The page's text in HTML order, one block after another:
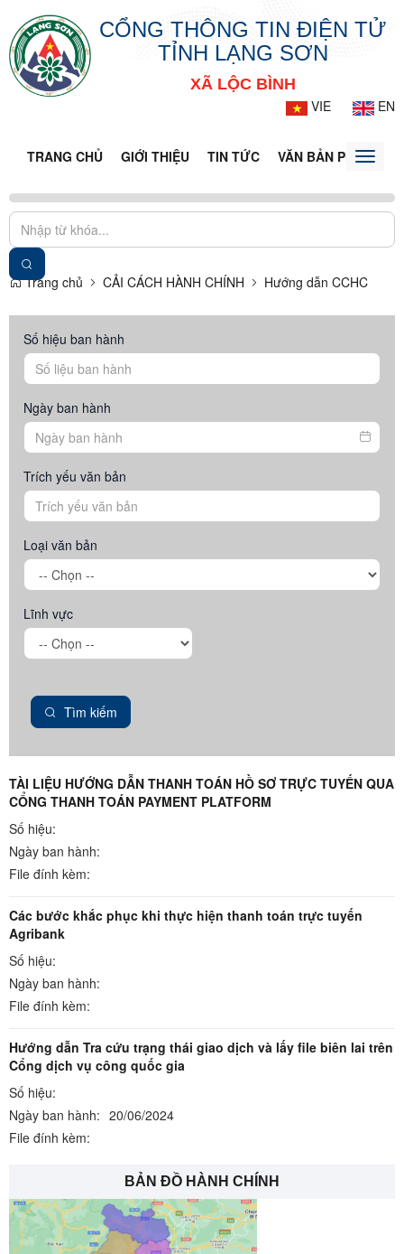
CỔNG THÔNG TIN ĐIỆN TỬ
TỈNH LẠNG SƠN
XÃ LỘC BÌNH
VIE
EN
TRANG CHỦ GIỚI THIỆU TIN TỨC VĂN BẢN PHÁPToggle
Trang chủ CẢI CÁCH HÀNH CHÍNH Hướng dẫn CCHC
Số hiệu ban hành
Ngày ban hành
Trích yếu văn bản
Loại văn bản
Lĩnh vực
Tìm kiếm
TÀI LIỆU HƯỚNG DẪN THANH TOÁN HỒ SƠ TRỰC TUYẾN QUA
CỔNG THANH TOÁN PAYMENT PLATFORM
Số hiệu:
Ngày ban hành:
File đính kèm:
Các bước khắc phục khi thực hiện thanh toán trực tuyến
Agribank
Số hiệu:
Ngày ban hành:
File đính kèm:
Hướng dẫn Tra cứu trạng thái giao dịch và lấy file biên lai trên
Cổng dịch vụ công quốc gia
Số hiệu:
Ngày ban hành: 20/06/2024
File đính kèm:
BẢN ĐỒ HÀNH CHÍNH